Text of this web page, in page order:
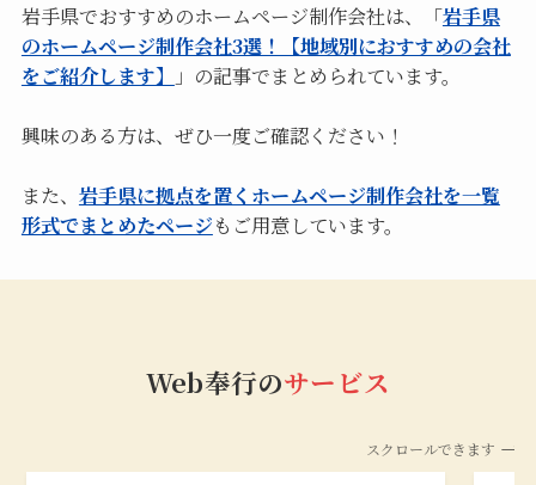
岩手県でおすすめのホームページ制作会社は、「岩手県
のホームページ制作会社3選！【地域別におすすめの会社
をご紹介します】
」の記事でまとめられています。
興味のある方は、ぜひ一度ご確認ください！
また、 岩手県に拠点を置くホームページ制作会社を一覧
形式でまとめたページもご用意しています。
Web奉行のサービス
スクロールできます